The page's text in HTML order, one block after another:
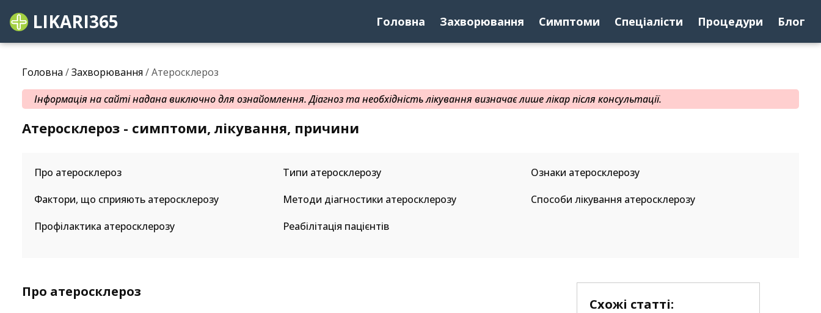
LIKARI365 Головна Захворювання Симптоми Спеціалісти Процедури Блог
Головна /Захворювання / Атеросклероз
Інформація на сайті надана виключно для ознайомлення. Діагноз та необхідність лікування визначає лише лікар після консультації.
Атеросклероз - симптоми, лікування, причини
Про атеросклероз Типи атеросклерозу
Ознаки атеросклерозу
Фактори, що сприяють атеросклерозу
Методи діагностики атеросклерозу
Способи лікування атеросклерозу
Профілактика атеросклерозу
Реабілітація пацієнтів
Схожі статті:
Про атеросклероз